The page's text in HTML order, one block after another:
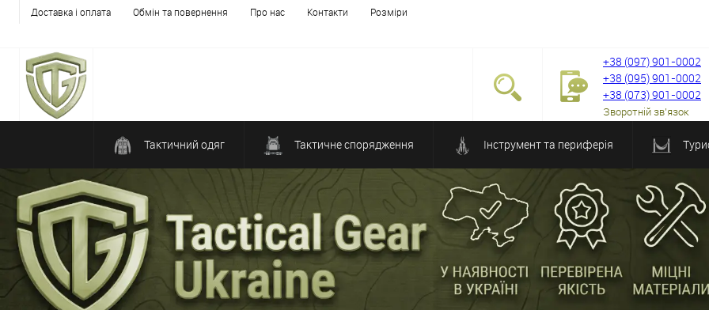
Доставка і оплата Обмін та повернення Про нас Контакти Розміри
+38 (097) 901-0002
+38 (095) 901-0002
+38 (073) 901-0002
Зворотній зв'язок
Тактичний одяг Тактичне спорядження Інструмент та периферія